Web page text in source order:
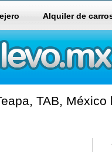
Alquiler de
TAB,